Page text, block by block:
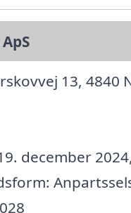
13, 4840
december 2024,